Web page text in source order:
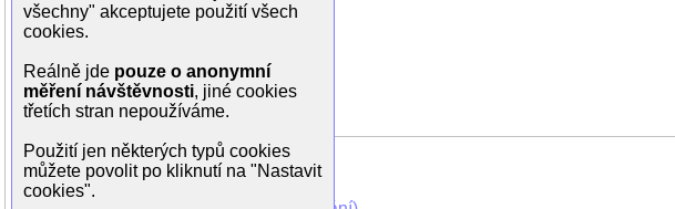
Antonín Soukup (starosta Maecan)
Josef Steigl (venkovan)
Karel Veverka (venkovan)
Jiří Vondrovič (myslivec)
všechny" akceptujete použití všech
cookies.
Reálně jde pouze o anonymní
měření návštěvnosti, jiné cookies
třetích stran nepoužíváme.
Použití jen některých typů cookies
můžete povolit po kliknutí na "Nastavit
cookies".